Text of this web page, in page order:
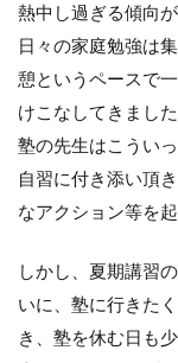
熱中し過ぎる傾向が
日々の家庭勉強は
憩というペースで
けこなしてきました
塾の先生はこうい
自習に付き添い頂
なアクション等を
しかし、夏期講習
いに、塾に行きた
き、塾を休む日も